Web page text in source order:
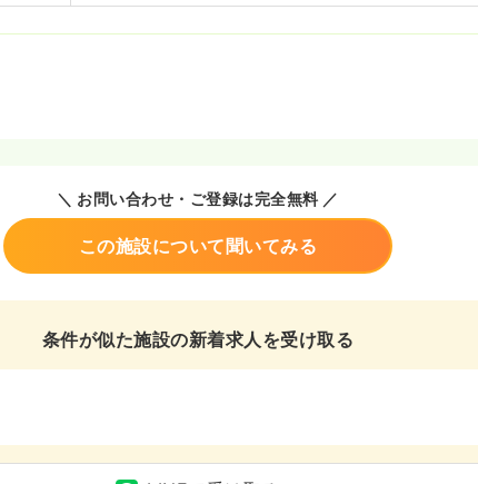
＼ お問い合わせ・ご登録は完全無料 ／
この施設について聞いてみる
条件が似た施設の新着求人を受け取る